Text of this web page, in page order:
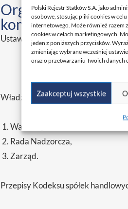
Polski Rejestr Statków S.A. jako
osobowe, stosując pliki cookies w
internetowego. Może również razem
cookies w celach marketingowych.
jeden z poniższych przycisków.
zmieniając wybrane wcześniej
oraz o przetwarzaniu Twoich danych
Zaakceptuj wszystkie
Organy spółki
kompetencje
Ustawa o Polskim Rejestrze
Władzami PRS SA są:
Walne Zgromadzenie,
Rada Nadzorcza,
Zarząd.
Przepisy Kodeksu spółek